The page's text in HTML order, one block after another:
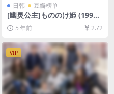
日韩 豆瓣榜单
[幽灵公主]もののけ姫 (1997)
[百度网盘+迅雷云盘资源1080
P超清未删减][MP4/6.8GB][日
语中字]
5 年前 2.72
VIP